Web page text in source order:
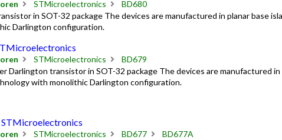
STMicroelectronics
BD680
in SOT-32 package The devices are manufactured in planar base
Darlington configuration.
STMicroelectronics
BD679
Darlington transistor in SOT-32 package The devices are manufactured in
with monolithic Darlington configuration.
STMicroelectronics BD677
BD677A